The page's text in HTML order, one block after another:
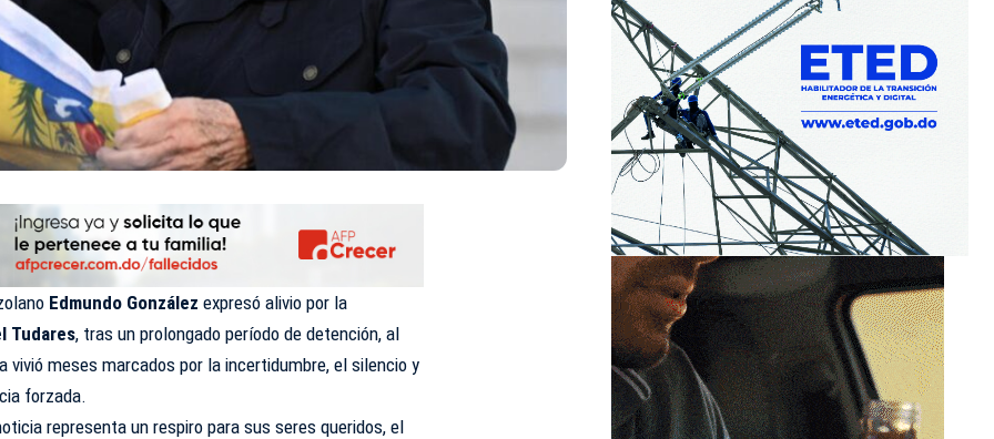
Edmundo González expresó alivio por la
Tudares, tras un prolongado período de detención, al
vivió meses marcados por la incertidumbre, el silencio y
forzada.
representa un respiro para sus seres queridos, el